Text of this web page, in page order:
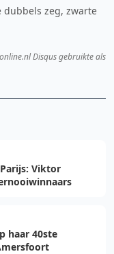
zeg, zwarte
Disqus gebruikte als
Viktor
haar 40ste